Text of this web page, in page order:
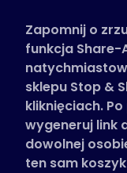
Zapomnij o
funkcja
sklepu Stop &
kliknięciach.
wygeneruj link
dowolnej
ten sam